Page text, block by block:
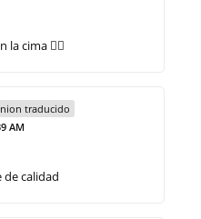
cima 👌🏻
traducido
AM
calidad